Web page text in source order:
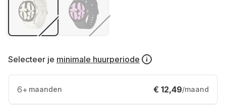
Selecteer je minimale huurperiode
6+ maanden € 12,49/maand